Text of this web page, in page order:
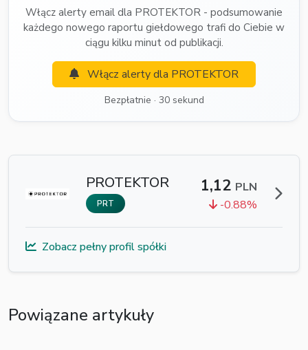
Włącz alerty email dla PROTEKTOR - podsumowanie
każdego nowego raportu giełdowego trafi do Ciebie w
ciągu kilku minut od publikacji.
Włącz alerty dla PROTEKTOR
Bezpłatnie · 30 sekund
PROTEKTOR
PRT
1,12 PLN
-0.88%
Zobacz pełny profil spółki
Powiązane artykuły